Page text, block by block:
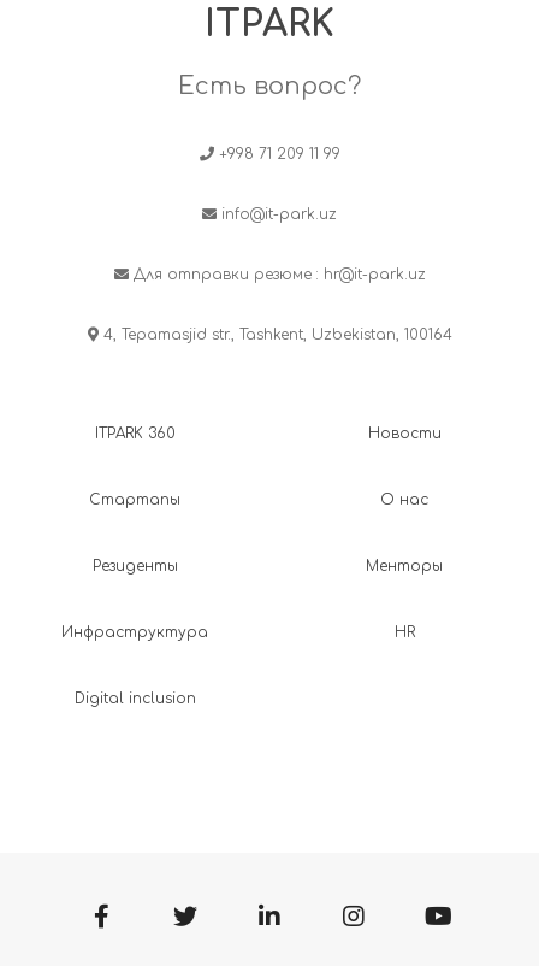
ITPARK
Есть вопрос?
+998 71 209 11 99
info@it-park.uz
Для отправки резюме : hr@it-park.uz
4, Tepamasjid str., Tashkent, Uzbekistan, 100164
ITPARK 360
Стартапы
Резиденты
Инфраструктура
Digital inclusion
Новости
О нас
Менторы
HR